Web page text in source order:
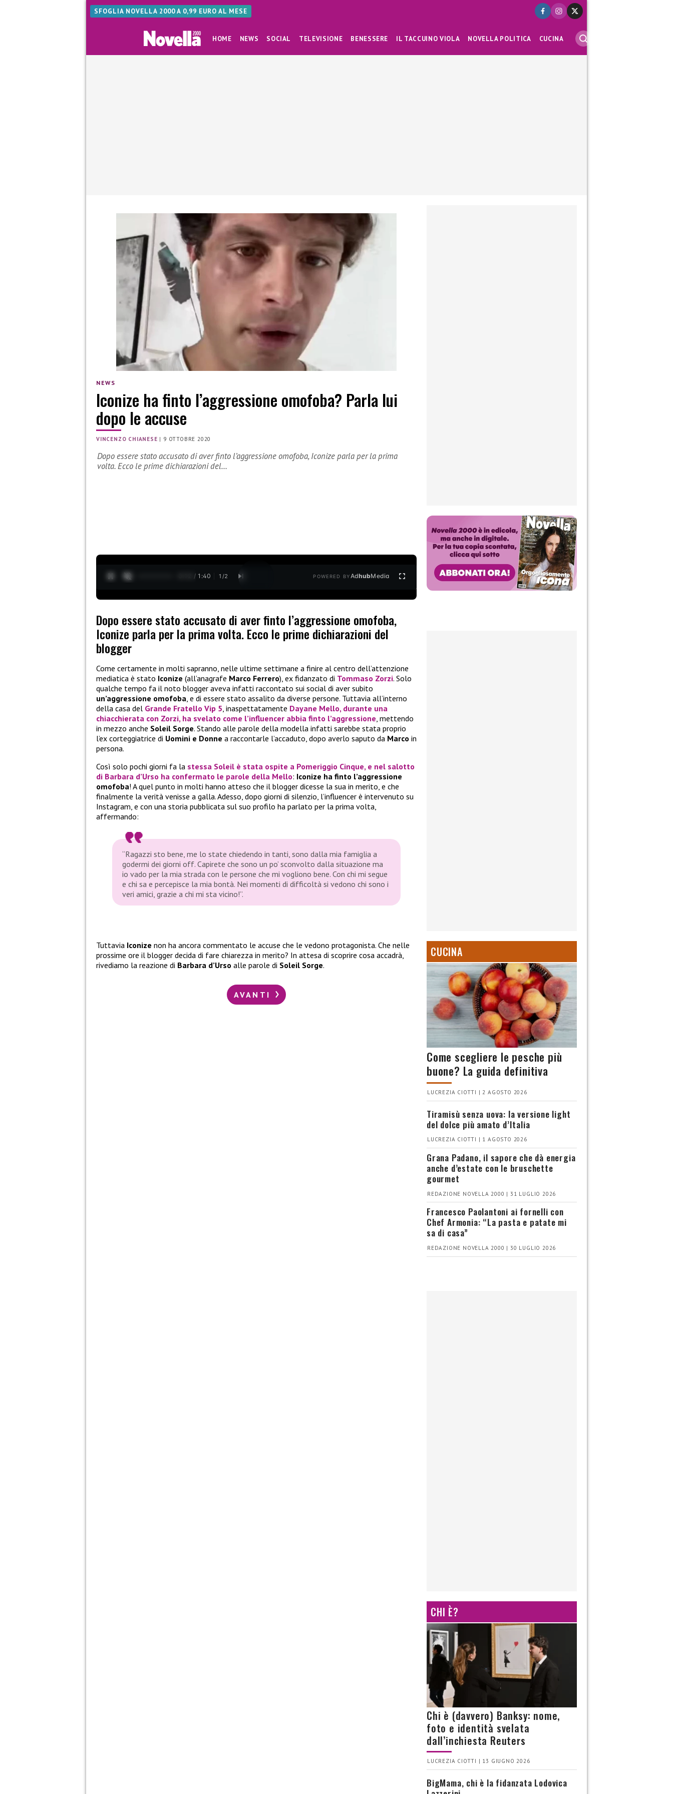
SFOGLIA NOVELLA 2000 A 0,99 EURO AL MESE
HOME NEWS SOCIAL TELEVISIONE BENESSERE IL TACCUINO VIOLA NOVELLA POLITICA CUCINA
NEWS
Iconize ha finto l’aggressione omofoba? Parla lui
dopo le accuse
VINCENZO CHIANESE | 9 OTTOBRE 2020
Dopo essere stato accusato di aver finto l’aggressione omofoba, Iconize parla per la prima
volta. Ecco le prime dichiarazioni del…
0:13 / 1:40 1 /2 POWERED BYAdhubMedia
Dopo essere stato accusato di aver finto l’aggressione omofoba,
Iconize parla per la prima volta. Ecco le prime dichiarazioni del
blogger
Come certamente in molti sapranno, nelle ultime settimane a finire al centro dell’attenzione
mediatica è stato Iconize (all’anagrafe Marco Ferrero), ex fidanzato di Tommaso Zorzi. Solo
qualche tempo fa il noto blogger aveva infatti raccontato sui social di aver subito
un’aggressione omofoba, e di essere stato assalito da diverse persone. Tuttavia all’interno
della casa del Grande Fratello Vip 5, inaspettatamente Dayane Mello, durante una
chiacchierata con Zorzi, ha svelato come l’influencer abbia finto l’aggressione, mettendo
in mezzo anche Soleil Sorge. Stando alle parole della modella infatti sarebbe stata proprio
l’ex corteggiatrice di Uomini e Donne a raccontarle l’accaduto, dopo averlo saputo da Marco in
persona.
Così solo pochi giorni fa la stessa Soleil è stata ospite a Pomeriggio Cinque, e nel salotto
di Barbara d’Urso ha confermato le parole della Mello: Iconize ha finto l’aggressione
omofoba! A quel punto in molti hanno atteso che il blogger dicesse la sua in merito, e che
finalmente la verità venisse a galla. Adesso, dopo giorni di silenzio, l’influencer è intervenuto su
Instagram, e con una storia pubblicata sul suo profilo ha parlato per la prima volta,
affermando:
“Ragazzi sto bene, me lo state chiedendo in tanti, sono dalla mia famiglia a
godermi dei giorni off. Capirete che sono un po’ sconvolto dalla situazione ma
io vado per la mia strada con le persone che mi vogliono bene. Con chi mi segue
e chi sa e percepisce la mia bontà. Nei momenti di difficoltà si vedono chi sono i
veri amici, grazie a chi mi sta vicino!”.
Tuttavia Iconize non ha ancora commentato le accuse che le vedono protagonista. Che nelle
prossime ore il blogger decida di fare chiarezza in merito? In attesa di scoprire cosa accadrà,
rivediamo la reazione di Barbara d’Urso alle parole di Soleil Sorge.
AVANTI
CUCINA
Come scegliere le pesche più
buone? La guida definitiva
LUCREZIA CIOTTI | 2 AGOSTO 2026
Tiramisù senza uova: la versione light
del dolce più amato d’Italia
LUCREZIA CIOTTI | 1 AGOSTO 2026
Grana Padano, il sapore che dà energia
anche d’estate con le bruschette
gourmet
REDAZIONE NOVELLA 2000 | 31 LUGLIO 2026
Francesco Paolantoni ai fornelli con
Chef Armonia: “La pasta e patate mi
sa di casa”
REDAZIONE NOVELLA 2000 | 30 LUGLIO 2026
CHI È?
Chi è (davvero) Banksy: nome,
foto e identità svelata
dall’inchiesta Reuters
LUCREZIA CIOTTI | 13 GIUGNO 2026
BigMama, chi è la fidanzata Lodovica